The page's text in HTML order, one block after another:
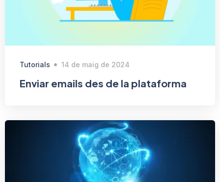
Tutorials 14 de maig de 2024
Enviar emails des de la plataforma